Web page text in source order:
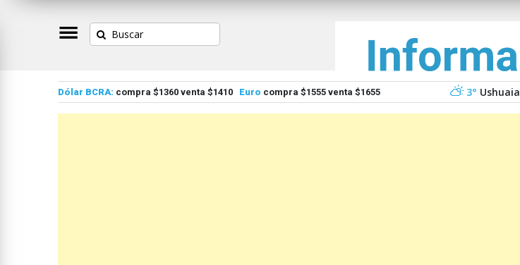
Dólar BCRA: compra $1360 venta $1410 Euro compra $1555 venta $1655 3° Ushuaia